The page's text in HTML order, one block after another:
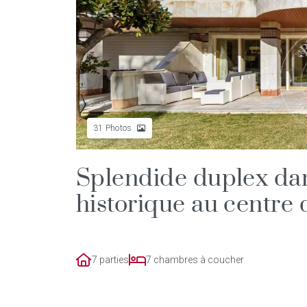
31 Photos
Splendide duplex
historique au centre
7 parties 7 chambres à coucher